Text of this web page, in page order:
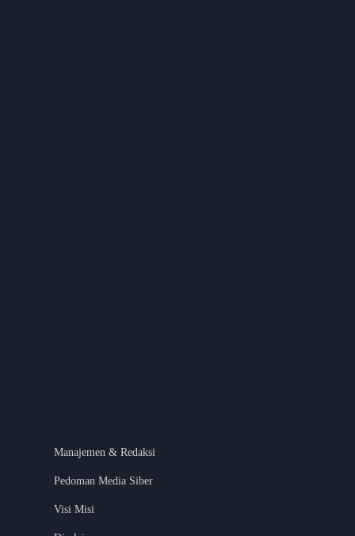
Manajemen & Redaksi
Pedoman Media Siber
Visi Misi